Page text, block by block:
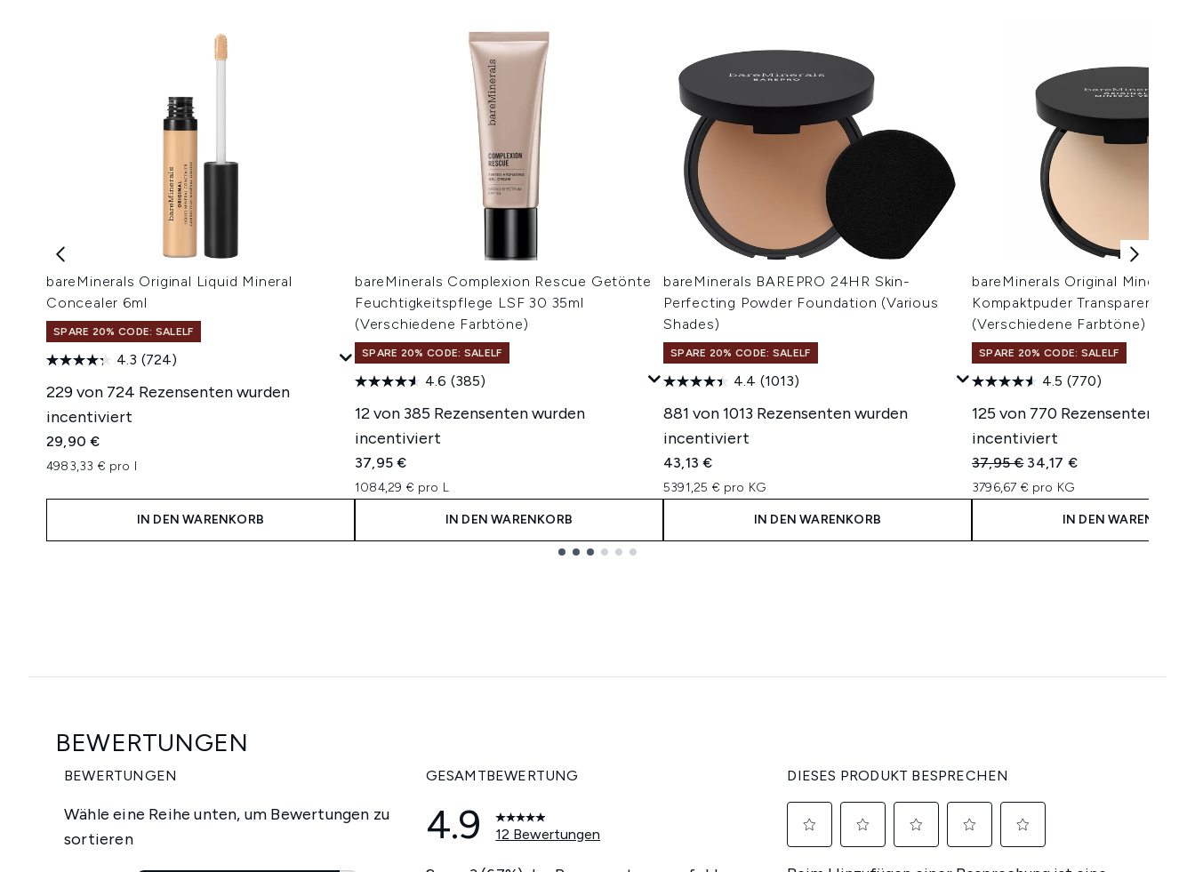
bareMinerals Original Liquid Mineral
Concealer 6ml
SPARE 20% CODE: SALELF
4.3 (724)
229 von 724 Rezensenten wurden
incentiviert
29,90 €
4983,33 € pro l
IN DEN WARENKORB
bareMinerals Complexion Rescue Getönte
Feuchtigkeitspflege LSF 30 35ml
(Verschiedene Farbtöne)
SPARE 20% CODE: SALELF
4.6 (385)
12 von 385 Rezensenten wurden
incentiviert
37,95 €
1084,29 € pro L
IN DEN WARENKORB
bareMinerals BAREPRO 24HR Skin-
Perfecting Powder Foundation (Various
Shades)
SPARE 20% CODE: SALELF
4.4 (1013)
881 von 1013 Rezensenten wurden
incentiviert
43,13 €
5391,25 € pro KG
IN DEN WARENKORB
bareMinerals Original Mineral
Kompaktpuder Transparent 9 g
(Verschiedene Farbtöne)
SPARE 20% CODE: SALELF
4.5 (770)
125 von 770 Rezensenten
incentiviert
Unverbindliche Preisempfehlung:
37,95 € Aktueller Preis:
34,17 €
3796,67 € pro KG
IN DEN WARENKORB